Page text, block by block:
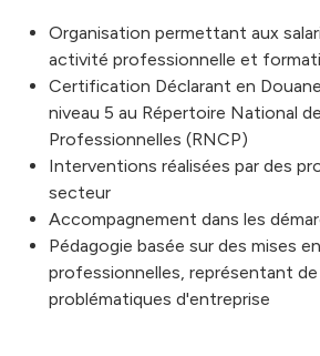
Organisation permettant aux
activité professionnelle et
Certification Déclarant en
niveau 5 au Répertoire National
Professionnelles (RNCP)
Interventions réalisées par des
secteur
Accompagnement dans les
Pédagogie basée sur des mises
professionnelles, représentant
problématiques d'entreprise